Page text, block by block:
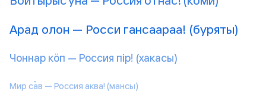
Олн улс бәәнә — негн Орс! (калмыки)
Войтырыс уна — Россия ӧтнас! (коми)
Арад олон — Росси гансаараа! (буряты)
Чоннар кӧп — Россия пiр! (хакасы)